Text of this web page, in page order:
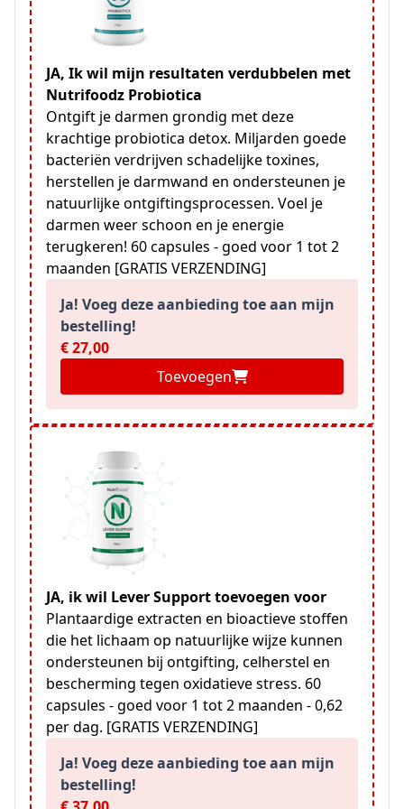
JA, Ik wil mijn resultaten verdubbelen met
Nutrifoodz Probiotica
Ontgift je darmen grondig met deze
krachtige probiotica detox. Miljarden goede
bacteriën verdrijven schadelijke toxines,
herstellen je darmwand en ondersteunen je
natuurlijke ontgiftingsprocessen. Voel je
darmen weer schoon en je energie
terugkeren! 60 capsules - goed voor 1 tot 2
maanden [GRATIS VERZENDING]
Ja! Voeg deze aanbieding toe aan mijn
bestelling!
€ 27,00
Toevoegen
JA, ik wil Lever Support toevoegen voor
Plantaardige extracten en bioactieve stoffen
die het lichaam op natuurlijke wijze kunnen
ondersteunen bij ontgifting, celherstel en
bescherming tegen oxidatieve stress. 60
capsules - goed voor 1 tot 2 maanden - 0,62
per dag. [GRATIS VERZENDING]
Ja! Voeg deze aanbieding toe aan mijn
bestelling!